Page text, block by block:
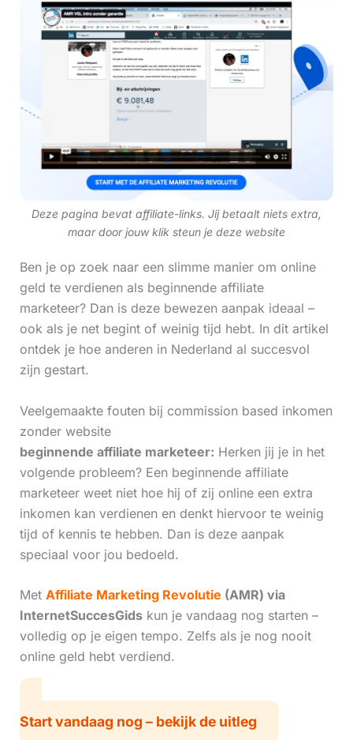
Deze pagina bevat affiliate-links. Jij betaalt niets extra,
maar door jouw klik steun je deze website
Ben je op zoek naar een slimme manier om online
geld te verdienen als beginnende affiliate
marketeer? Dan is deze bewezen aanpak ideaal –
ook als je net begint of weinig tijd hebt. In dit artikel
ontdek je hoe anderen in Nederland al succesvol
zijn gestart.
Veelgemaakte fouten bij commission based inkomen
zonder website
beginnende affiliate marketeer: Herken jij je in het
volgende probleem? Een beginnende affiliate
marketeer weet niet hoe hij of zij online een extra
inkomen kan verdienen en denkt hiervoor te weinig
tijd of kennis te hebben. Dan is deze aanpak
speciaal voor jou bedoeld.
Met Affiliate Marketing Revolutie (AMR) via
InternetSuccesGidskun je vandaag nog starten –
volledig op je eigen tempo. Zelfs als je nog nooit
online geld hebt verdiend.
Start vandaag nog – bekijk de uitleg